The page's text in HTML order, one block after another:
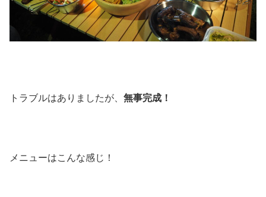
トラブルはありましたが、 無事完成！
メニューはこんな感じ！